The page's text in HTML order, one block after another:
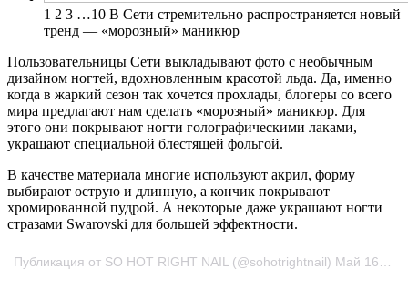
1 2 3 …10 В Сети стремительно распространяется новый
тренд — «морозный» маникюр
Пользовательницы Сети выкладывают фото с необычным
дизайном ногтей, вдохновленным красотой льда. Да, именно
когда в жаркий сезон так хочется прохлады, блогеры со всего
мира предлагают нам сделать «морозный» маникюр. Для
этого они покрывают ногти голографическими лаками,
украшают специальной блестящей фольгой.
В качестве материала многие используют акрил, форму
выбирают острую и длинную, а кончик покрывают
хромированной пудрой. А некоторые даже украшают ногти
стразами Swarovski для большей эффектности.